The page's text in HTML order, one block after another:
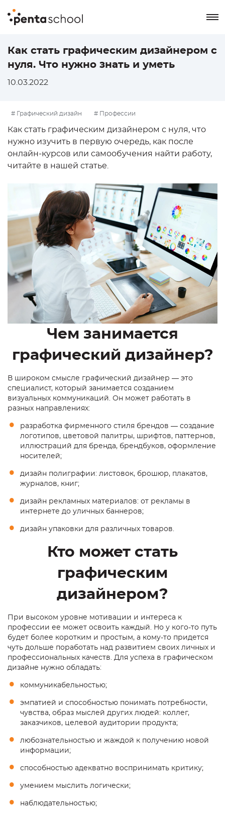
8 800 550-76-72
Заказать звонок
Как стать графическим дизайнером с
нуля. Что нужно знать и уметь
10.03.2022
# Графический дизайн # Профессии
Как стать графическим дизайнером с нуля, что
нужно изучить в первую очередь, как после
онлайн-курсов или самообучения найти работу,
читайте в нашей статье.
Чем занимается
графический дизайнер?
В широком смысле графический дизайнер — это
специалист, который занимается созданием
визуальных коммуникаций. Он может работать в
разных направлениях:
разработка фирменного стиля брендов — создание
логотипов, цветовой палитры, шрифтов, паттернов,
иллюстраций для бренда, брендбуков, оформление
носителей;
дизайн полиграфии: листовок, брошюр, плакатов,
журналов, книг;
дизайн рекламных материалов: от рекламы в
интернете до уличных баннеров;
дизайн упаковки для различных товаров.
Кто может стать
графическим
дизайнером?
При высоком уровне мотивации и интереса к
профессии ее может освоить каждый. Но у кого-то путь
будет более коротким и простым, а кому-то придется
чуть дольше поработать над развитием своих личных и
профессиональных качеств. Для успеха в графическом
дизайне нужно обладать:
коммуникабельностью;
эмпатией и способностью понимать потребности,
чувства, образ мыслей других людей: коллег,
заказчиков, целевой аудитории продукта;
любознательностью и жаждой к получению новой
информации;
способностью адекватно воспринимать критику;
умением мыслить логически;
наблюдательностью;